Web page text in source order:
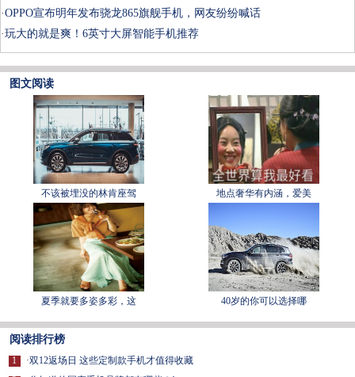
·OPPO宣布明年发布骁龙865旗舰手机，网友纷纷喊话
·玩大的就是爽！6英寸大屏智能手机推荐
图文阅读
不该被埋没的林肯座驾 地点奢华有内涵，爱美
夏季就要多姿多彩，这 40岁的你可以选择哪
阅读排行榜
1
·双12返场日 这些定制款手机才值得收藏